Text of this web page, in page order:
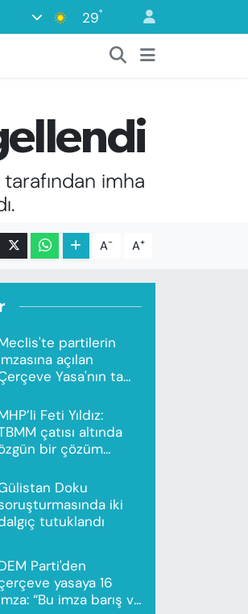
29°
imha
A- A+
partilerin
açılan
Yasa'nın tam
Feti Yıldız:
çatısı altında
bir çözüm
Doku
iki
tutuklandı
Parti'den
yasaya 16
“Bu imza barış ve